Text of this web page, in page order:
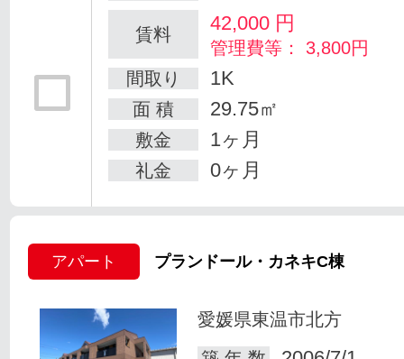
賃料 42,000 円
管理費等： 3,800円
間取り
1K
面 積 29.75㎡
敷金 1ヶ月
礼金 0ヶ月
アパート プランドール・カネキC棟
愛媛県東温市北方